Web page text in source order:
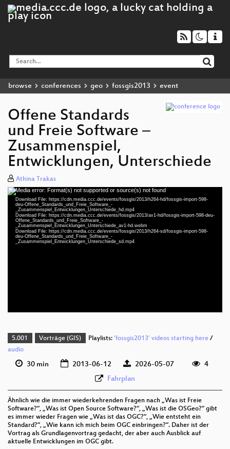
browse conferences geo fossgis2013 event
Offene Standards
und Freie Software –
Zusammenspiel,
Entwicklungen, Unterschiede
Athina Trakas
Video
Player
Media error: Format(s) not supported or source(s) not found
Download File: https://cdn.media.ccc.de/events/fossgis/2013/h264-hd/fossgis-import-598-
deu-Offene_Standards_und_Freie_Software_-
_Zusammenspiel_Entwicklungen_Unterschiede_hd.mp4
Download File: https://cdn.media.ccc.de/events/fossgis/2013/av1-hd/fossgis-import-598-deu-
Offene_Standards_und_Freie_Software_-
_Zusammenspiel_Entwicklungen_Unterschiede_av1-hd.webm
Download File: https://cdn.media.ccc.de/events/fossgis/2013/h264-sd/fossgis-import-598-
deu-Offene_Standards_und_Freie_Software_-
_Zusammenspiel_Entwicklungen_Unterschiede_sd.mp4
5.001 Vorträge (GIS) Playlists: 'fossgis2013' videos starting here/
audio
30 min 2013-06-12 2026-05-07
4
Fahrplan
Ähnlich wie die immer wiederkehrenden Fragen nach „Was ist Freie
Software?“, „Was ist Open Source Software?“, „Was ist die OSGeo?“ gibt
es immer wieder Fragen wie „Was ist das OGC?“, „Wie entsteht ein
Standard?“, „Wie kann ich mich beim OGC einbringen?“. Daher ist der
Vortrag als Grundlagenvortrag gedacht, der aber auch Ausblick auf
aktuelle Entwicklungen im OGC gibt.